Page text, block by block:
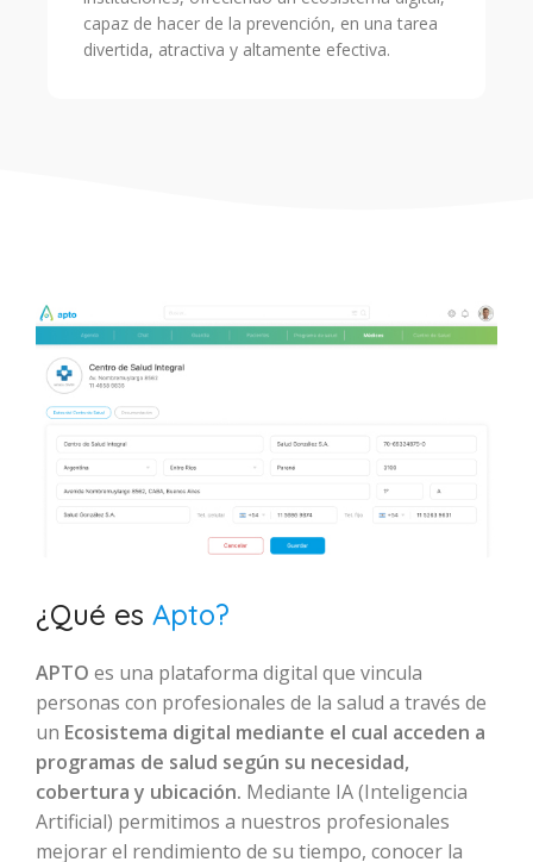
capaz de hacer de la prevención, en una tarea
divertida, atractiva y altamente efectiva.
¿Qué es Apto?
APTO es una plataforma digital que vincula
personas con profesionales de la salud a través de
un Ecosistema digital mediante el cual acceden a
programas de salud según su necesidad,
cobertura y ubicación. Mediante IA (Inteligencia
Artificial) permitimos a nuestros profesionales
mejorar el rendimiento de su tiempo, conocer la